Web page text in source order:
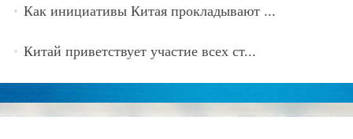
Как инициативы Китая прокладывают ...
Китай приветствует участие всех ст...